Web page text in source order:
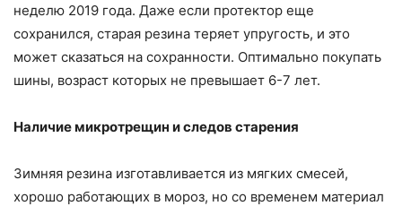
неделю 2019 года. Даже если протектор еще
сохранился, старая резина теряет упругость, и это
может сказаться на сохранности. Оптимально покупать
шины, возраст которых не превышает 6-7 лет.
Наличие микротрещин и следов старения
Зимняя резина изготавливается из мягких смесей,
хорошо работающих в мороз, но со временем материал